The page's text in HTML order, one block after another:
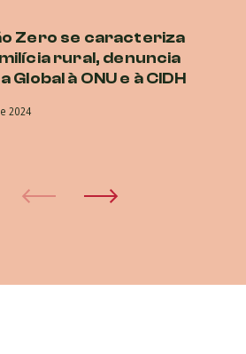
Zero se caracteriza
rural, denuncia
Global à ONU e à CIDH
2024